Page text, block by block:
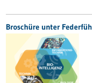
Broschüre unter